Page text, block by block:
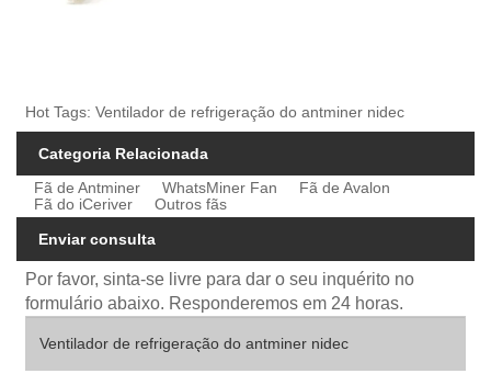
Hot Tags: Ventilador de refrigeração do antminer nidec
Categoria Relacionada
Fã de Antminer
WhatsMiner Fan
Fã de Avalon
Fã do iCeriver
Outros fãs
Enviar consulta
Por favor, sinta-se livre para dar o seu inquérito no
formulário abaixo. Responderemos em 24 horas.